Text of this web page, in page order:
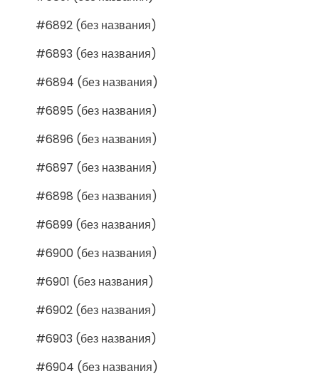
#6892 (без названия)
#6893 (без названия)
#6894 (без названия)
#6895 (без названия)
#6896 (без названия)
#6897 (без названия)
#6898 (без названия)
#6899 (без названия)
#6900 (без названия)
#6901 (без названия)
#6902 (без названия)
#6903 (без названия)
#6904 (без названия)